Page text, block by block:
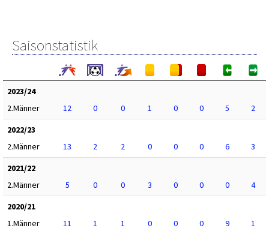
Saisonstatistik
2023/24
2.Männer
12 0 0 1 0 0 5
2
2022/23
2.Männer
13 2 2 0 0 0 6
3
2021/22
2.Männer
5 0 0 3 0 0 0
4
2020/21
1.Männer
11 1 1 0 0 0 9
1